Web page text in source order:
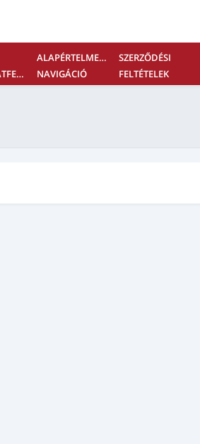
KAPCSOLATFELVÉTEL
ALAPÉRTELMEZETT
NAVIGÁCIÓ
SZERZŐDÉSI
FELTÉTELEK